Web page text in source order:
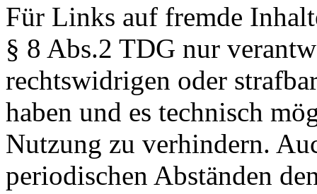
Für Links auf fremde
§ 8 Abs.2 TDG nur
rechtswidrigen oder
haben und es technisch
Nutzung zu verhindern.
periodischen Abständen